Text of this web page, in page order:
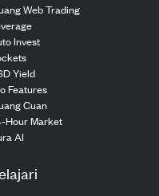
Web Trading
Invest
Yield
Features
Cuan
Hour Market
AI